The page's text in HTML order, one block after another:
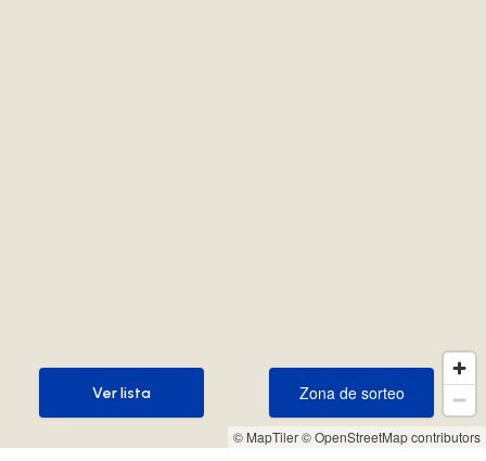
© MapTiler© OpenStreetMap contributors
Zona de sorteo
Zona de sorteo
Ver lista
Ver lista